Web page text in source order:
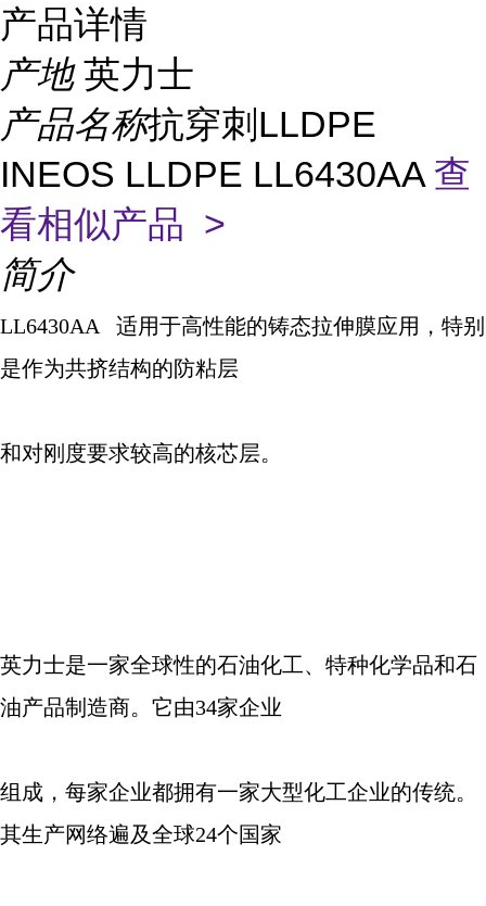
产品详情
产地 英力士
产品名称抗穿刺LLDPE
INEOS LLDPE LL6430AA 查
看相似产品 >
简介
LL6430AA 适用于高性能的铸态拉伸膜应用，特别
是作为共挤结构的防粘层
和对刚度要求较高的核芯层。
英力士是一家全球性的石油化工、特种化学品和石
油产品制造商。它由34家企业
组成，每家企业都拥有一家大型化工企业的传统。
其生产网络遍及全球24个国家